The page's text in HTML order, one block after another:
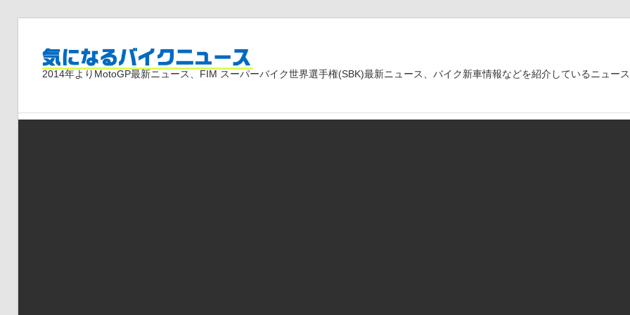
気
に
2014年よりMotoGP最新ニュース、FIM スーパーバイク世界選手権(SBK)最新ニュース、バイク新車情報などを紹介しているニュース